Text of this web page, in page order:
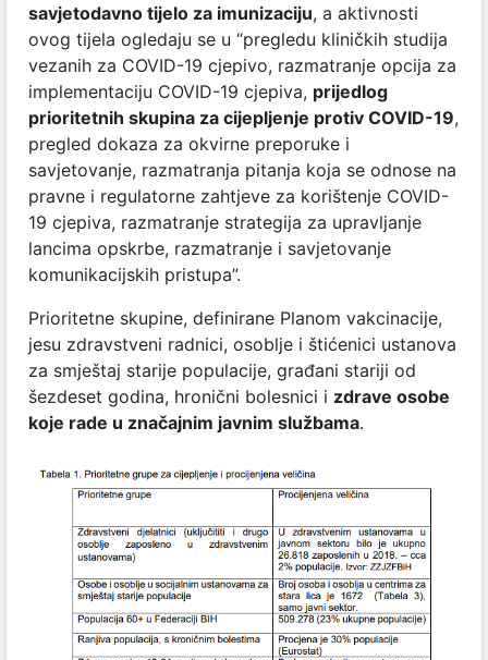
savjetodavno tijelo za imunizaciju, a aktivnosti
ovog tijela ogledaju se u “pregledu kliničkih studija
vezanih za COVID-19 cjepivo, razmatranje opcija za
implementaciju COVID-19 cjepiva, prijedlog
prioritetnih skupina za cijepljenje protiv COVID-19,
pregled dokaza za okvirne preporuke i
savjetovanje, razmatranja pitanja koja se odnose na
pravne i regulatorne zahtjeve za korištenje COVID-
19 cjepiva, razmatranje strategija za upravljanje
lancima opskrbe, razmatranje i savjetovanje
komunikacijskih pristupa”.
Prioritetne skupine, definirane Planom vakcinacije,
jesu zdravstveni radnici, osoblje i štićenici ustanova
za smještaj starije populacije, građani stariji od
šezdeset godina, hronični bolesnici i zdrave osobe
koje rade u značajnim javnim službama.